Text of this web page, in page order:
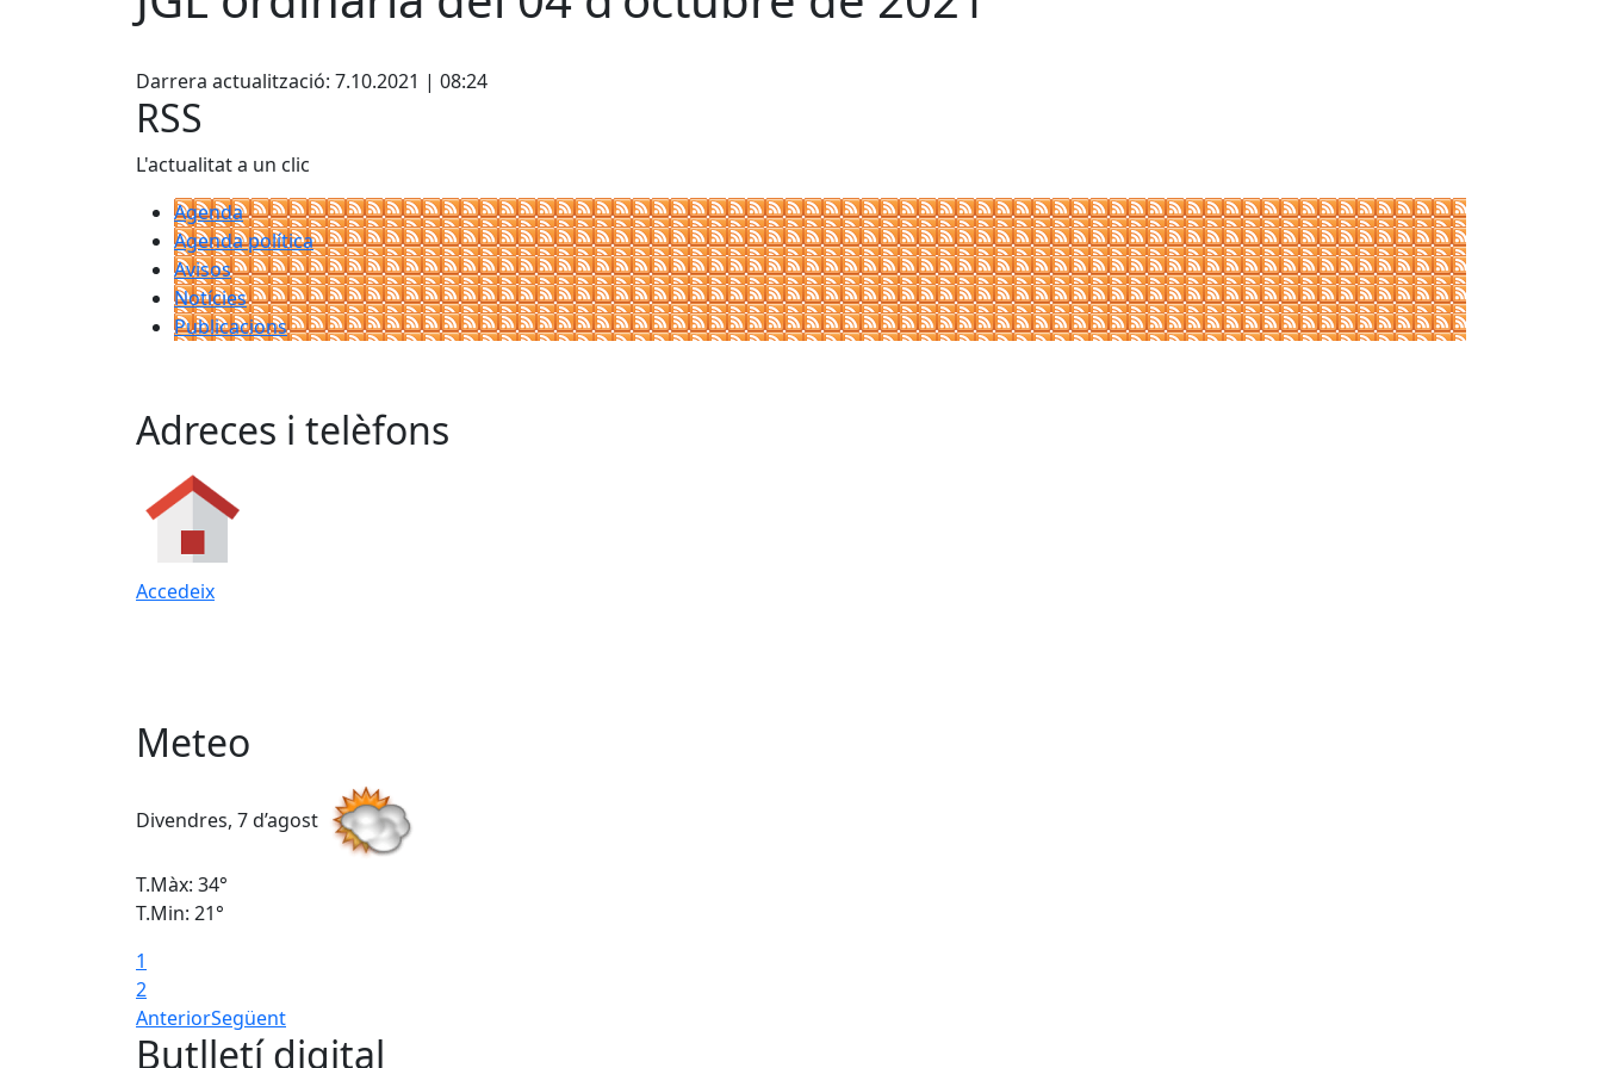
Darrera actualització: 7.10.2021 | 08:24
RSS
L'actualitat a un clic
Agenda
Agenda política
Avisos
Notícies
Publicacions
Adreces i telèfons
Accedeix
Meteo
Divendres, 7 d’agost
T.Màx: 34°
T.Min: 21°
1
2
AnteriorSegüent
Butlletí digital